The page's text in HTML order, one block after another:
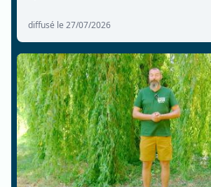
diffusé le 27/07/2026